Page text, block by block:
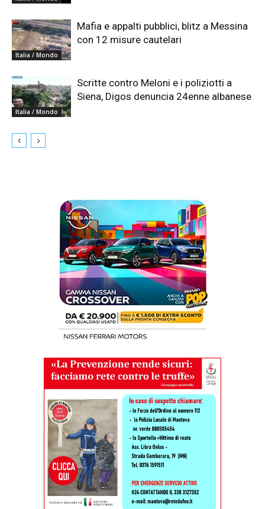
Italia / Mondo
Mafia e appalti pubblici, blitz a Messina
con 12 misure cautelari
Italia / Mondo
Scritte contro Meloni e i poliziotti a
Siena, Digos denuncia 24enne albanese